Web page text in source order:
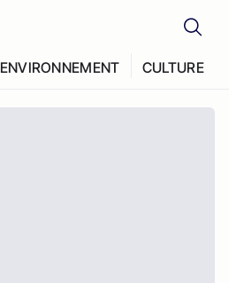
ENVIRONNEMENT CULTURE